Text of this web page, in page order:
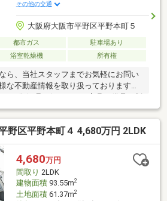
その他の交通
大阪府大阪市平野区平野本町５
都市ガス
駐車場あり
浴室乾燥機 所有権
ら、当社スタッフまでお気軽にお問い
な不動産情報を取り扱っております。
は異なることをご承知ください。
野区平野本町４ 4,680万円 2LDK
4,680万円
間取り 2LDK
建物面積93.55m2
土地面積61.37m2